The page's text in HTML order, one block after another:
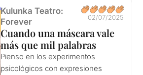
Kulunka Teatro:
Forever
02/07/2025
Cuando una máscara vale
más que mil palabras
Pienso en los experimentos
psicológicos con expresiones